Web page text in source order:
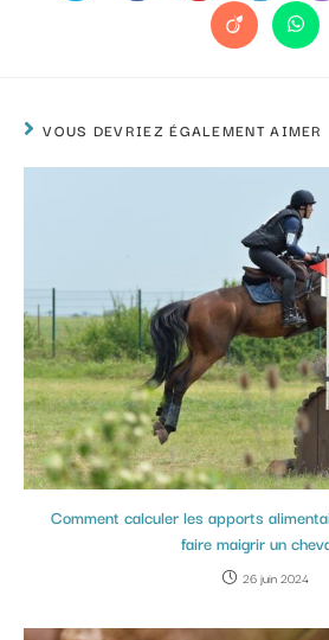
VOUS DEVRIEZ ÉGALEMENT AIMER
Comment calculer les apports
faire maigrir un
26 juin 2024